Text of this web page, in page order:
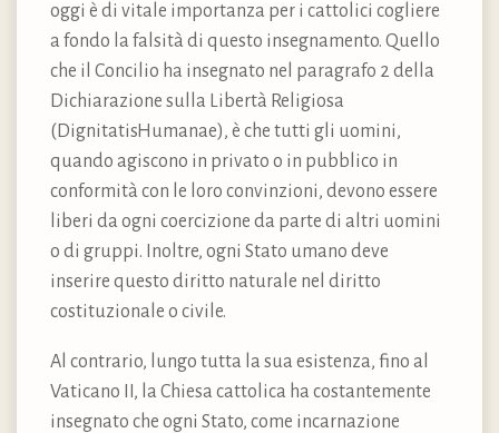
oggi è di vitale importanza per i cattolici cogliere
a fondo la falsità di questo insegnamento. Quello
che il Concilio ha insegnato nel paragrafo 2 della
Dichiarazione sulla Libertà Religiosa
(DignitatisHumanae), è che tutti gli uomini,
quando agiscono in privato o in pubblico in
conformità con le loro convinzioni, devono essere
liberi da ogni coercizione da parte di altri uomini
o di gruppi. Inoltre, ogni Stato umano deve
inserire questo diritto naturale nel diritto
costituzionale o civile.
Al contrario, lungo tutta la sua esistenza, fino al
Vaticano II, la Chiesa cattolica ha costantemente
insegnato che ogni Stato, come incarnazione